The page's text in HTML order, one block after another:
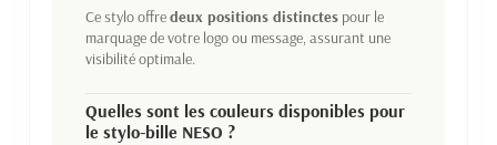
Ce stylo offredeux positions distinctes pour le
marquage de votre logo ou message, assurant une
visibilité optimale.
Quelles sont les couleurs disponibles pour
le stylo-bille NESO ?